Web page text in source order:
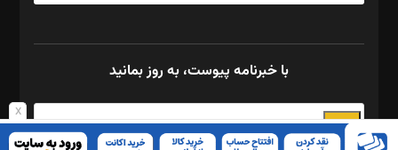
x
با خبرنامه پیوست، به روز بمانید